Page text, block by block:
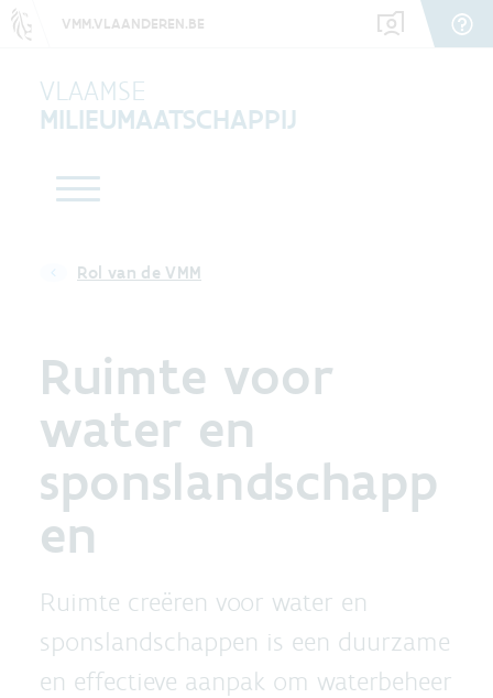
VMM.VLAANDEREN.BE
VLAAMSE
MILIEUMAATSCHAPPIJ
Rol van de VMM
Ruimte voor
water en
sponslandschapp
en
Ruimte creëren voor water en
sponslandschappen is een duurzame
en effectieve aanpak om waterbeheer